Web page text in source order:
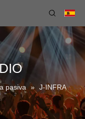
pasiva » J-INFRA